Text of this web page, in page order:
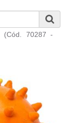
(Cód. 70287 -